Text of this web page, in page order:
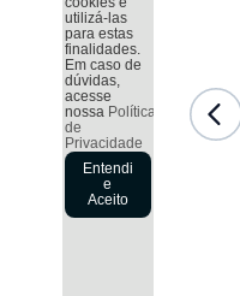
utilizá-las
para estas
finalidades.
Em caso de
dúvidas,
acesse
nossa Política
de
Privacidade
Entendi
e
Aceito